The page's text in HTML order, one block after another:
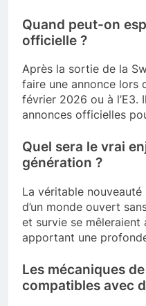
Quand peut-on
officielle ?
Après la sortie de la
faire une annonce lors
février 2026 ou à l’E3.
annonces officielles
Quel sera le vrai
génération ?
La véritable nouveauté
d’un monde ouvert
et survie se mêleraient
apportant une
Les mécaniques
compatibles avec